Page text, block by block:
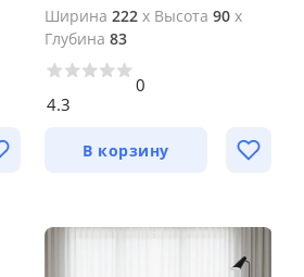
Ширина 222x Высота 90x
Глубина 83
4.3
0
В корзину